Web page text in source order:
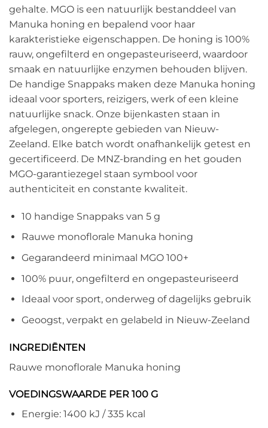
gehalte. MGO is een natuurlijk bestanddeel van
Manuka honing en bepalend voor haar
karakteristieke eigenschappen. De honing is 100%
rauw, ongefilterd en ongepasteuriseerd, waardoor
smaak en natuurlijke enzymen behouden blijven.
De handige Snappaks maken deze Manuka honing
ideaal voor sporters, reizigers, werk of een kleine
natuurlijke snack. Onze bijenkasten staan in
afgelegen, ongerepte gebieden van Nieuw-
Zeeland. Elke batch wordt onafhankelijk getest en
gecertificeerd. De MNZ-branding en het gouden
MGO-garantiezegel staan symbool voor
authenticiteit en constante kwaliteit.
10 handige Snappaks van 5 g
Rauwe monoflorale Manuka honing
Gegarandeerd minimaal MGO 100+
100% puur, ongefilterd en ongepasteuriseerd
Ideaal voor sport, onderweg of dagelijks gebruik
Geoogst, verpakt en gelabeld in Nieuw-Zeeland
INGREDIËNTEN
Rauwe monoflorale Manuka honing
VOEDINGSWAARDE PER 100 G
Energie: 1400 kJ / 335 kcal